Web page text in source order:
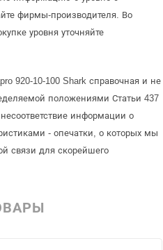
фирмы-производителя. Во
уровня уточняйте
920-10-100 Shark справочная и не
положениями Статьи 437
информации о
- опечатки, о которых мы
связи для скорейшего